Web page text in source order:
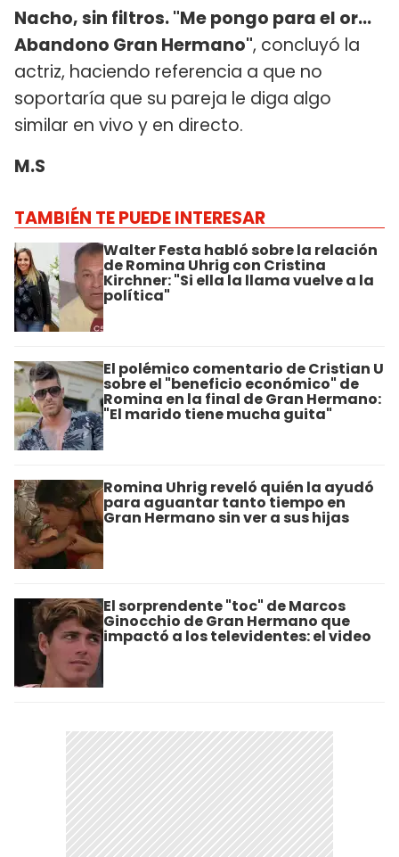
Nacho, sin filtros. "Me pongo para el or...
Abandono Gran Hermano", concluyó la
actriz, haciendo referencia a que no
soportaría que su pareja le diga algo
similar en vivo y en directo.
M.S
TAMBIÉN TE PUEDE INTERESAR
Walter Festa habló sobre la relación
de Romina Uhrig con Cristina
Kirchner: "Si ella la llama vuelve a la
política"
El polémico comentario de Cristian U
sobre el "beneficio económico" de
Romina en la final de Gran Hermano:
"El marido tiene mucha guita"
Romina Uhrig reveló quién la ayudó
para aguantar tanto tiempo en
Gran Hermano sin ver a sus hijas
El sorprendente "toc" de Marcos
Ginocchio de Gran Hermano que
impactó a los televidentes: el video